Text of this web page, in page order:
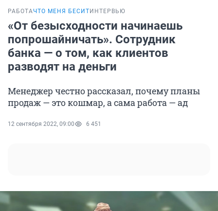
РАБОТАЧТО МЕНЯ БЕСИТ ИНТЕРВЬЮ
«От безысходности начинаешь
попрошайничать». Сотрудник
банка — о том, как клиентов
разводят на деньги
Менеджер честно рассказал, почему планы
продаж — это кошмар, а сама работа — ад
12 сентября 2022, 09:00 6 451